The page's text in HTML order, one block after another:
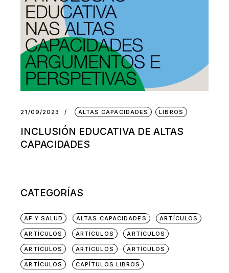
21/09/2023 ALTAS CAPACIDADES LIBROS
INCLUSIÓN EDUCATIVA DE ALTAS
CAPACIDADES
CATEGORÍAS
AF Y SALUD ALTAS CAPACIDADES ARTÍCULOS
ARTÍCULOS ARTÍCULOS ARTÍCULOS
ARTÍCULOS ARTÍCULOS ARTÍCULOS
ARTÍCULOS CAPÍTULOS LIBROS